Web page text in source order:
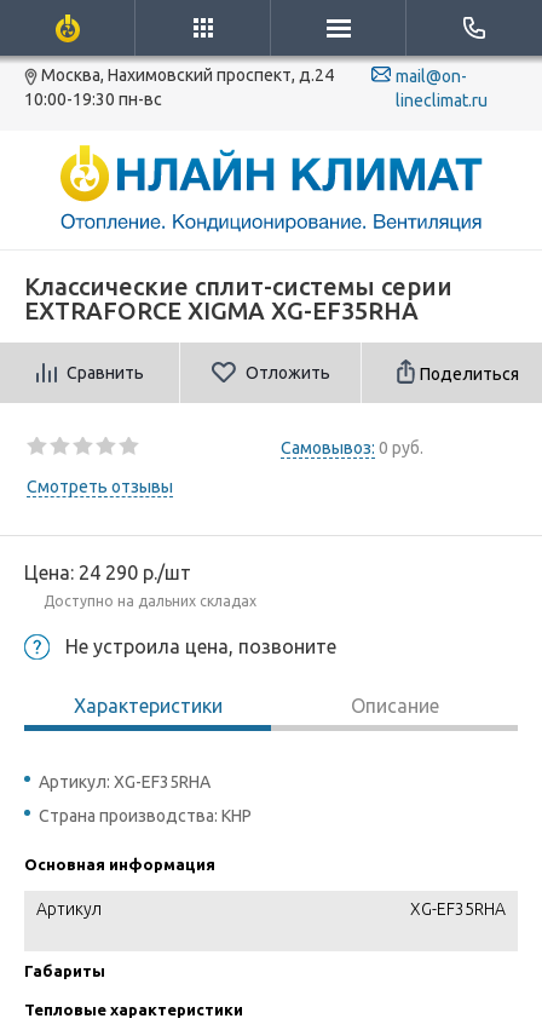
Москва, Нахимовский проспект, д.24
10:00-19:30 пн-вс
mail@on-
lineclimat.ru
Классические сплит-системы серии
EXTRAFORCE XIGMA XG-EF35RHA
Сравнить Отложить Поделиться
Самовывоз: 0 руб.
Смотреть отзывы
Цена: 24 290 р./шт
Доступно на дальних складах
Не устроила цена, позвоните
Характеристики Описание
Артикул: XG-EF35RHA
Страна производства: КНР
Основная информация
Артикул XG-EF35RHA
Габариты
Тепловые характеристики